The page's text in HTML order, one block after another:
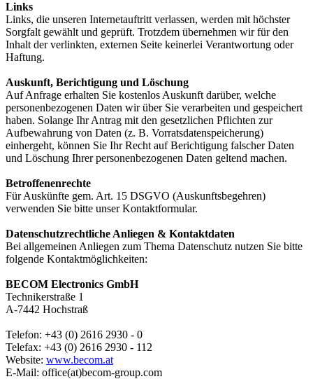
Links
Links, die unseren Internetauftritt verlassen, werden mit höchster
Sorgfalt gewählt und geprüft. Trotzdem übernehmen wir für den
Inhalt der verlinkten, externen Seite keinerlei Verantwortung oder
Haftung.
Auskunft, Berichtigung und Löschung
Auf Anfrage erhalten Sie kostenlos Auskunft darüber, welche
personenbezogenen Daten wir über Sie verarbeiten und gespeichert
haben. Solange Ihr Antrag mit den gesetzlichen Pflichten zur
Aufbewahrung von Daten (z. B. Vorratsdatenspeicherung)
einhergeht, können Sie Ihr Recht auf Berichtigung falscher Daten
und Löschung Ihrer personenbezogenen Daten geltend machen.
Betroffenenrechte
Für Auskünfte gem. Art. 15 DSGVO (Auskunftsbegehren)
verwenden Sie bitte unser Kontaktformular.
Datenschutzrechtliche Anliegen & Kontaktdaten
Bei allgemeinen Anliegen zum Thema Datenschutz nutzen Sie bitte
folgende Kontaktmöglichkeiten:
BECOM Electronics GmbH
Technikerstraße 1
A-7442 Hochstraß
Telefon: +43 (0) 2616 2930 - 0
Telefax: +43 (0) 2616 2930 - 112
Website: www.becom.at
E-Mail: office(at)becom-group.com